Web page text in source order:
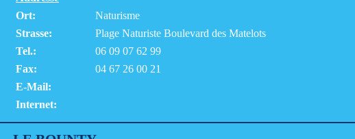
Ort:
Naturisme
Strasse:
Plage Naturiste Boulevard des Matelots
Tel.:
06 09 07 62 99
Fax:
04 67 26 00 21
E-Mail:
Internet: